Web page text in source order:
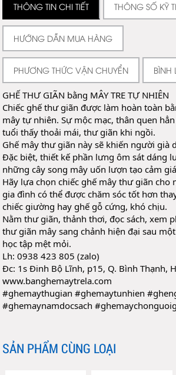
THÔNG TIN CHI TIẾT THÔNG SỐ KỸ
HƯỚNG DẪN MUA HÀNG
PHƯƠNG THỨC VẬN CHUYỂN BÌNH
GHẾ THƯ GIÃN bằng MÂY TRE TỰ NHIÊN
Chiếc ghế thư giãn được làm hoàn toàn
mây tự nhiên. Sự mộc mạc, thân quen
tuổi thấy thoải mái, thư giãn khi ngồi.
Ghế mây thư giãn này sẽ khiến người già
Đặc biệt, thiết kế phần lưng ôm sát dáng
những cây song mây uốn lượn tạo cảm
Hãy lựa chọn chiếc ghế mây thư giãn cho
gia đình có thể được chăm sóc tốt hơn
chiếc giường hay ghế gỗ cứng, khó chịu.
Nằm thư giãn, thảnh thơi, đọc sách, xem
thư giãn mây sang chảnh hiện đại sau
học tập mệt mỏi.
Lh: 0938 423 805 (zalo)
Đc: 1s Đinh Bộ Lĩnh, p15, Q. Bình Thạnh,
www.banghemaytrela.com
#ghemaythugian #ghemaytunhien
#ghemaynamdocsach
SẢN PHẨM CÙNG LOẠI